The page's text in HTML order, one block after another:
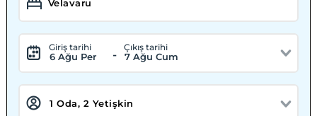
Giriş tarihi
6 Ağu Per -
Çıkış tarihi
7 Ağu Cum